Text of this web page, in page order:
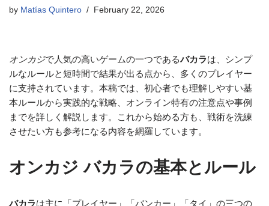
by Matías Quintero February 22, 2026
オンカジで人気の高いゲームの一つであるバカラは、シンプ
ルなルールと短時間で結果が出る点から、多くのプレイヤー
に支持されています。本稿では、初心者でも理解しやすい基
本ルールから実践的な戦略、オンライン特有の注意点や事例
までを詳しく解説します。これから始める方も、戦術を洗練
させたい方も参考になる内容を網羅しています。
オンカジ バカラの基本とルール
バカラは主に「プレイヤー」「バンカー」「タイ」の三つの